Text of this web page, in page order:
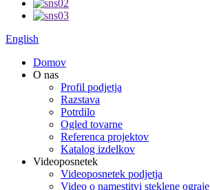
English
Domov
O nas
Profil podjetja
Razstava
Potrdilo
Ogled tovarne
Referenca projektov
Katalog izdelkov
Videoposnetek
Videoposnetek podjetja
Video o namestitvi steklene ograje